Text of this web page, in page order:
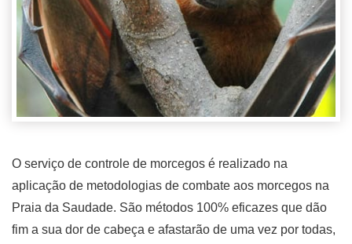
O serviço de controle de morcegos é realizado na
aplicação de metodologias de combate aos morcegos na
Praia da Saudade. São métodos 100% eficazes que dão
fim a sua dor de cabeça e afastarão de uma vez por todas,